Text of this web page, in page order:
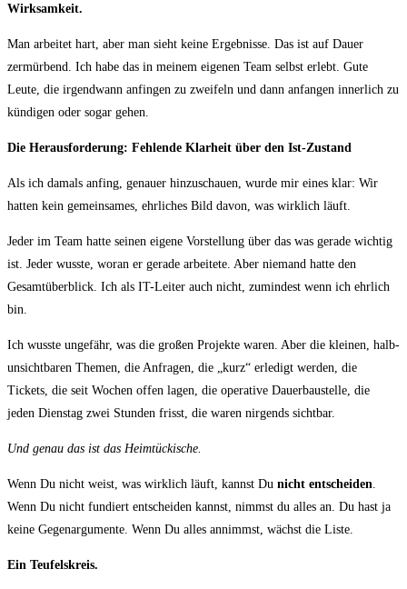
Wirksamkeit.
Man arbeitet hart, aber man sieht keine Ergebnisse. Das ist auf Dauer
zermürbend. Ich habe das in meinem eigenen Team selbst erlebt. Gute
Leute, die irgendwann anfingen zu zweifeln und dann anfangen innerlich zu
kündigen oder sogar gehen.
Die Herausforderung: Fehlende Klarheit über den Ist-Zustand
Als ich damals anfing, genauer hinzuschauen, wurde mir eines klar: Wir
hatten kein gemeinsames, ehrliches Bild davon, was wirklich läuft.
Jeder im Team hatte seinen eigene Vorstellung über das was gerade wichtig
ist. Jeder wusste, woran er gerade arbeitete. Aber niemand hatte den
Gesamtüberblick. Ich als IT-Leiter auch nicht, zumindest wenn ich ehrlich
bin.
Ich wusste ungefähr, was die großen Projekte waren. Aber die kleinen, halb-
unsichtbaren Themen, die Anfragen, die „kurz“ erledigt werden, die
Tickets, die seit Wochen offen lagen, die operative Dauerbaustelle, die
jeden Dienstag zwei Stunden frisst, die waren nirgends sichtbar.
Und genau das ist das Heimtückische.
Wenn Du nicht weist, was wirklich läuft, kannst Du nicht entscheiden
Wenn Du nicht fundiert entscheiden kannst, nimmst du alles an. Du hast ja
keine Gegenargumente. Wenn Du alles annimmst, wächst die Liste.
Ein Teufelskreis.